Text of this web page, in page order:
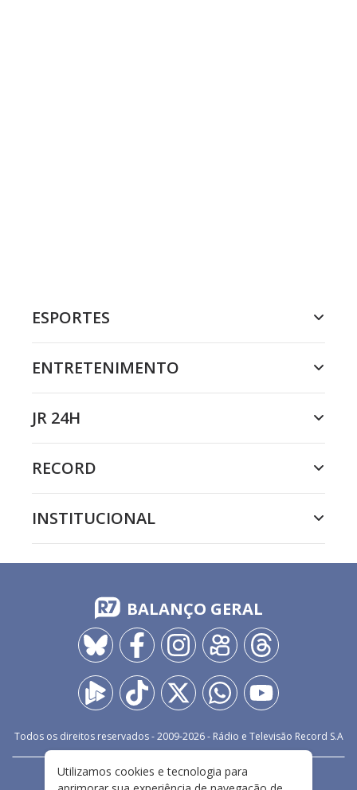
ESPORTES
ENTRETENIMENTO
JR 24H
RECORD
INSTITUCIONAL
BALANÇO GERAL
Todos os direitos reservados - 2009-2026- Rádio e Televisão Record S.A
FALE CONOSCO PRIVACIDADE
Utilizamos cookies e tecnologia para